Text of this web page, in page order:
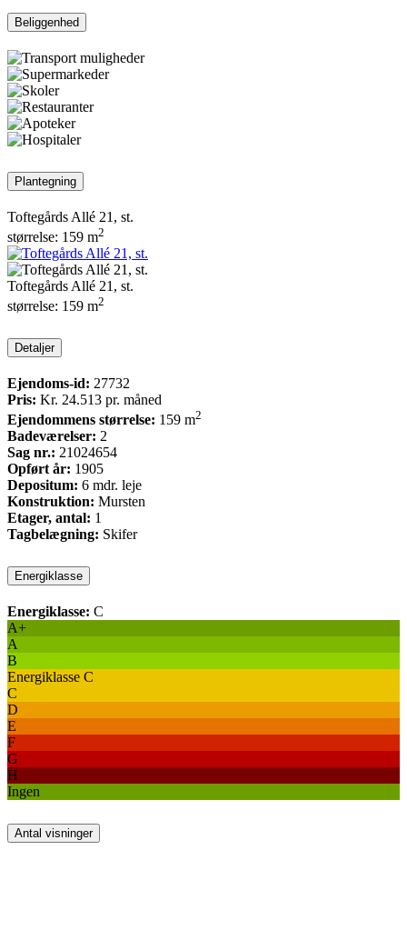
Beliggenhed
Plantegning
Toftegårds Allé 21, st.
størrelse: 159 m2
Toftegårds Allé 21, st.
størrelse: 159 m2
Detaljer
Ejendoms-id: 27732
Pris: Kr. 24.513 pr. måned
Ejendommens størrelse: 159 m2
Badeværelser: 2
Sag nr.: 21024654
Opført år: 1905
Depositum: 6 mdr. leje
Konstruktion: Mursten
Etager, antal: 1
Tagbelægning: Skifer
Energiklasse
Energiklasse: C
A+
A
B
Energiklasse C
C
D
E
F
G
H
Ingen
Antal visninger